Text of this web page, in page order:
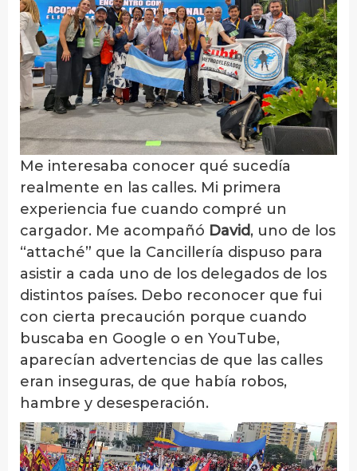
Me interesaba conocer qué sucedía
realmente en las calles. Mi primera
experiencia fue cuando compré un
cargador. Me acompañó David, uno de los
“attaché” que la Cancillería dispuso para
asistir a cada uno de los delegados de los
distintos países. Debo reconocer que fui
con cierta precaución porque cuando
buscaba en Google o en YouTube,
aparecían advertencias de que las calles
eran inseguras, de que había robos,
hambre y desesperación.